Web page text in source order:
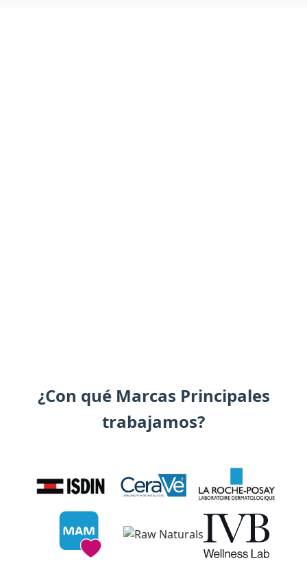
¿Con qué Marcas Principales
trabajamos?